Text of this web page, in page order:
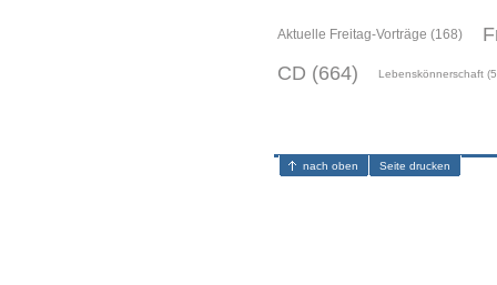
Aktuelle Freitag-Vorträge (168)
CD (664)
Lebenskönnerschaft
nach oben Seite drucken